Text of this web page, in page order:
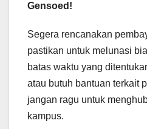
Gensoed!
Segera rencanakan
pastikan untuk melunasi
batas waktu yang
atau butuh bantuan terkait
jangan ragu untuk
kampus.